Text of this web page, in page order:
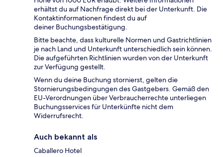
erhältst du auf Nachfrage direkt bei der Unterkunft. Die
Kontaktinformationen findest du auf
deiner Buchungsbestätigung.
Bitte beachte, dass kulturelle Normen und Gastrichtlinien
je nach Land und Unterkunft unterschiedlich sein können.
Die aufgeführten Richtlinien wurden von der Unterkunft
zur Verfügung gestellt.
Wenn du deine Buchung stornierst, gelten die
Stornierungsbedingungen des Gastgebers. Gemäß den
EU-Verordnungen über Verbraucherrechte unterliegen
Buchungsservices für Unterkünfte nicht dem
Widerrufsrecht.
Auch bekannt als
Caballero Hotel